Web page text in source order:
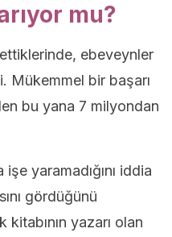
mu?
ebeveynler
Mükemmel bir başarı
bu yana 7 milyondan
yaramadığını iddia
gördüğünü
yazarı olan